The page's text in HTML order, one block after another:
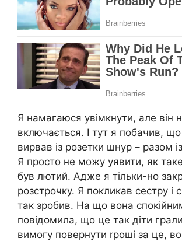
Я намагаюся увімкнути, але він
включається. І тут я побачив, що
вирвав із розетки шнур – разом
Я просто не можу уявити, як
був лютий. Адже я тільки-но
розстрочку. Я покликав сестру і
так зробив. На що вона
повідомила, що це так діти
вимогу повернути rроші за це,